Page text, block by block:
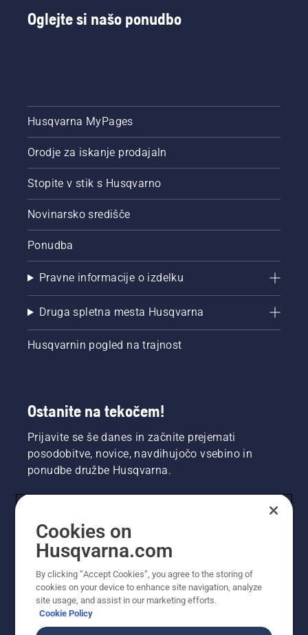
Oglejte si našo ponudbo
Husqvarna MyPages
Orodje za iskanje prodajaln
Stopite v stik s Husqvarno
Novinarsko središče
Ponudba
Pravne informacije o izdelku
Druga spletna mesta Husqvarna
Husqvarnin pogled na trajnost
Ostanite na tekočem!
Prijavite se še danes in začnite prejemati
posodobitve, novice, navdihujočo vsebino in
ponudbe družbe Husqvarna.
Cookies on
Husqvarna.com
By clicking “Accept Cookies”, you agree to the storing of
cookies on your device to enhance site navigation, analyze
site usage, and assist in our marketing efforts.
Cookie Policy